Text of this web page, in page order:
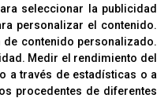
seleccionar la publicidad
personalizar el contenido.
contenido personalizado.
. Medir el rendimiento del
a través de estadísticas o a
procedentes de diferentes